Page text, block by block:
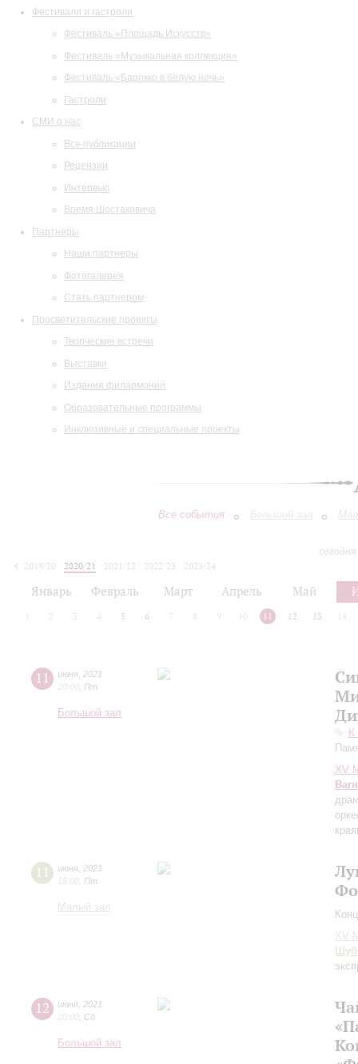
Фестивали и гастроли
Фестиваль «Площадь Искусств»
Фестиваль «Музыкальная коллекция»
Фестиваль «Барокко в белую ночь»
Гастроли
СМИ о нас
Все публикации
Рецензии
Интервью
Время Шостаковича
Партнеры
Наши партнеры
Фотогалерея
Стать партнером
Просветительские проекты
Творческие встречи
Выставки
Издания филармонии
Образовательные программы
Инклюзивные и специальные проекты
Все события Большой зал
2019/20
2020/21 2021/22 2022/23
2023/24
Январь Февраль Март Апрель Май
2 3 4 5 6 7 8 9 10 11 12 13 14
11 июня 2021
20:00 Пт
Большой зал
К
XV
11 июня 2021
19:00 Пт
Малый зал
XV
12 июня 2021
20:00 Сб
Большой зал